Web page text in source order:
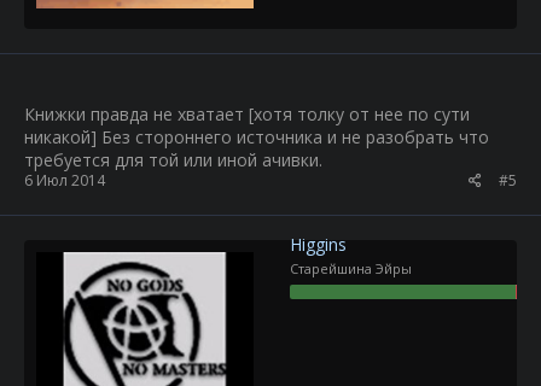
Книжки правда не хватает [хотя толку от нее по сути
никакой] Без стороннего источника и не разобрать что
требуется для той или иной ачивки.
6 Июл 2014 #5
Higgins
Старейшина Эйры